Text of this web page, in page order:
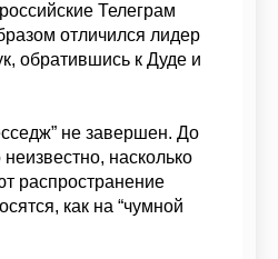
Телеграм
отличился лидер
обратившись к Дуде и
не завершен. До
насколько
распространение
как на “чумной